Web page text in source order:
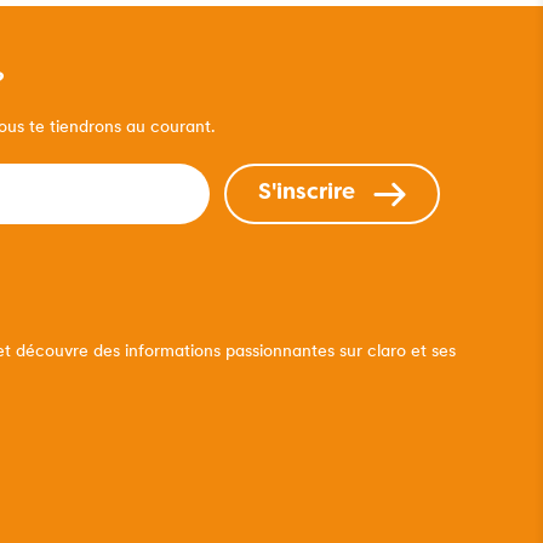
te tiendrons au courant.
S'inscrire
découvre des informations passionnantes sur claro et ses